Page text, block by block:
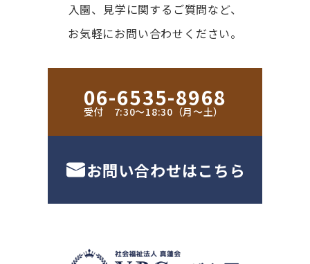
入園、見学に関するご質問など、
お気軽にお問い合わせください。
06-6535-8968
受付 7:30〜18:30（月〜土）
お問い合わせはこちら